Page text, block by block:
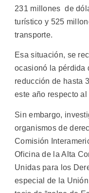
231 millones de
turístico y 525
transporte.
Esa situación, se
ocasionó la pérdida
reducción de hasta
este año respecto al
Sin embargo,
organismos de
Comisión
Oficina de la Alta
Unidas para los
especial de la